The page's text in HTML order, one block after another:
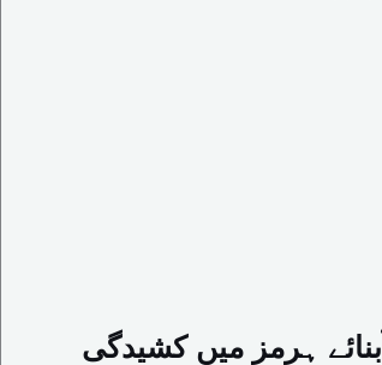
آبنائے ہرمز میں کشیدگی